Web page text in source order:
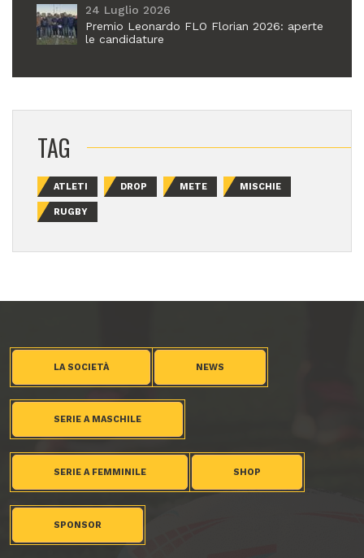
24 Luglio 2026
Premio Leonardo FLO Florian 2026: aperte
le candidature
TAG
ATLETI DROP METE MISCHIE
RUGBY
LA SOCIETÀ NEWS
SERIE A MASCHILE
SERIE A FEMMINILE SHOP
SPONSOR